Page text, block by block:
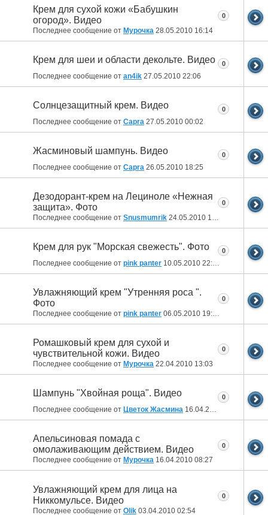
Крем для сухой кожи «Бабушкин
огород». Видео
Последнее сообщение от Мурочка 28.05.2010 16:14
0
Крем для шеи и области декольте. Видео
Последнее сообщение от an4ik 27.05.2010 22:06
0
Солнцезащитный крем. Видео
Последнее сообщение от Capra 27.05.2010 00:02
0
Жасминовый шампунь. Видео
Последнее сообщение от Capra 26.05.2010 18:25
0
Дезодорант-крем на Лециноле «Нежная
защита». Фото
Последнее сообщение от Snusmumrik 24.05.2010 15:25
0
Крем для рук "Морская свежесть". Фото
Последнее сообщение от pink panter 10.05.2010 22:29
0
Увлажняющий крем "Утренняя роса ".
Фото
Последнее сообщение от pink panter 06.05.2010 19:43
0
Ромашковый крем для сухой и
чувствительной кожи. Видео
Последнее сообщение от Мурочка 22.04.2010 13:03
0
Шампунь "Хвойная роща". Видео
Последнее сообщение от Цветок Жасмина 16.04.2010
0
Апельсиновая помада с
омолаживающим действием. Видео
Последнее сообщение от Мурочка 16.04.2010 08:27
0
Увлажняющий крем для лица на
Никкомульсе. Видео
Последнее сообщение от Olik 03.04.2010 02:54
0